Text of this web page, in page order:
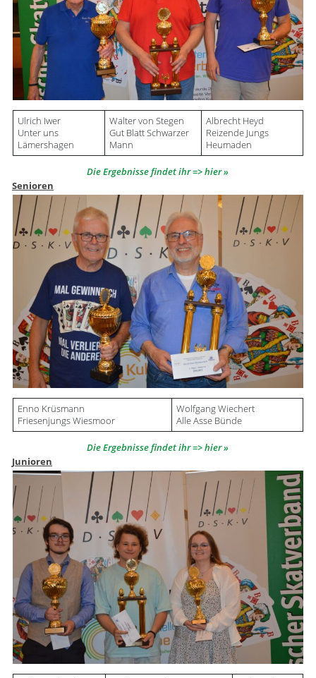
Ulrich Iwer
Unter uns
Lämershagen
Walter von Stegen
Gut Blatt Schwarzer
Mann
Albrecht Heyd
Reizende Jungs
Heumaden
Die Ergebnisse findet ihr => hier
Senioren
Enno Krüsmann
Friesenjungs Wiesmoor
Wolfgang Wiechert
Alle Asse Bünde
Die Ergebnisse findet ihr => hier
Junioren